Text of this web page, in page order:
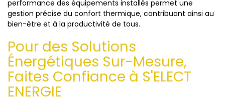
performance des équipements installés permet une
gestion précise du confort thermique, contribuant ainsi au
bien-être et à la productivité de tous.
Pour des Solutions
Énergétiques Sur-Mesure,
Faites Confiance à S'ELECT
ENERGIE